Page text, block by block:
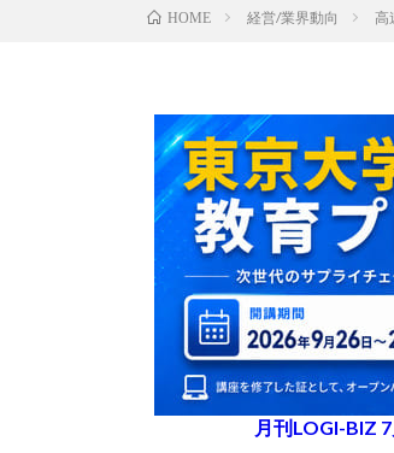
HOME 経営/業界動向 高
月刊LOGI-BIZ